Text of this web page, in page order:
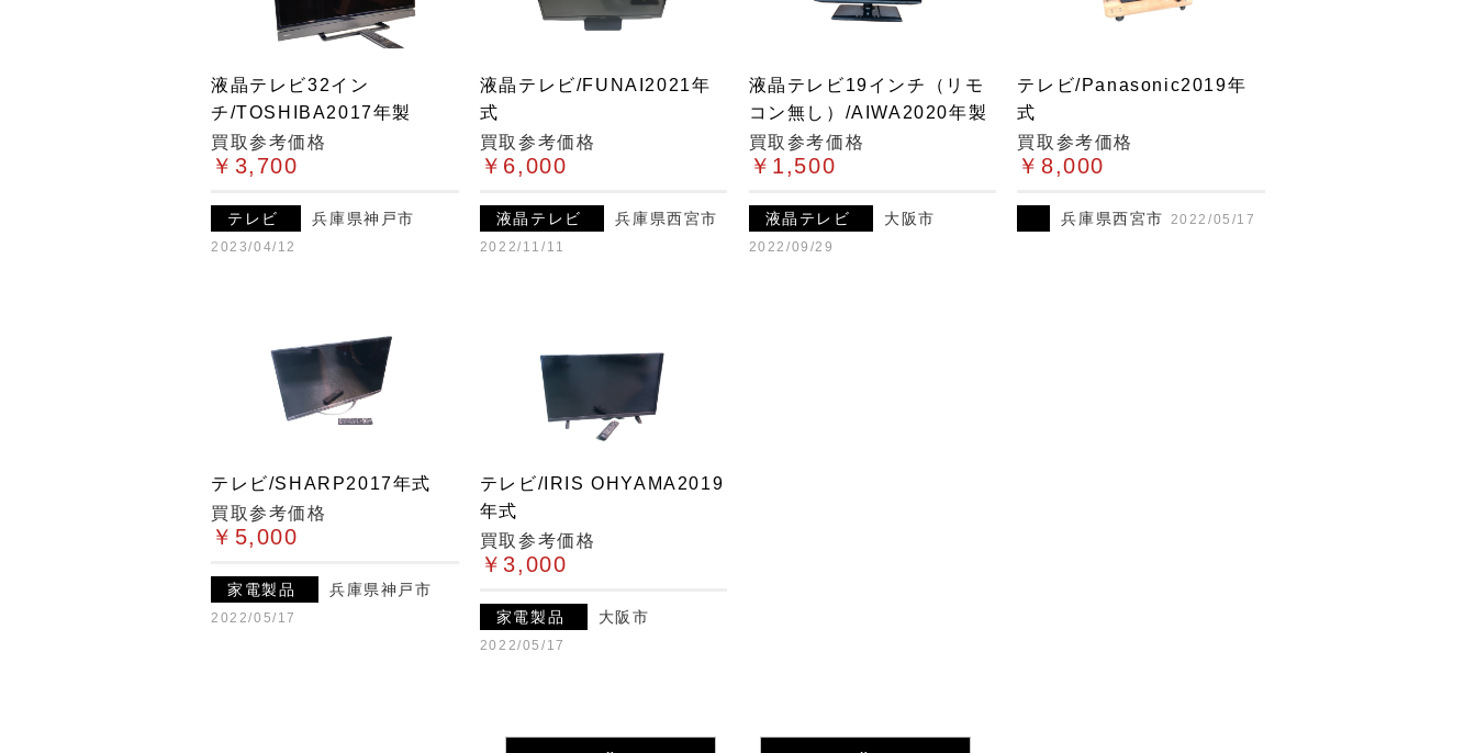
液晶テレビ32イン
チ/TOSHIBA2017年製
買取参考価格
￥3,700
テレビ 兵庫県神戸市
2023/04/12
液晶テレビ/FUNAI2021年
式
買取参考価格
￥6,000
液晶テレビ 兵庫県西宮市
2022/11/11
液晶テレビ19インチ（リモ
コン無し）/AIWA2020年製
買取参考価格
￥1,500
液晶テレビ 大阪市
2022/09/29
テレビ/Panasonic2019年
式
買取参考価格
￥8,000
兵庫県西宮市 2022/05/17
テレビ/SHARP2017年式
買取参考価格
￥5,000
家電製品 兵庫県神戸市
2022/05/17
テレビ/IRIS OHYAMA2019
年式
買取参考価格
￥3,000
家電製品 大阪市
2022/05/17